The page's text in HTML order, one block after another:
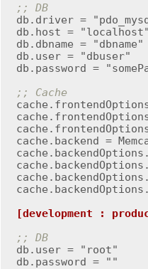
;; DB
db.driver =
db.host = "localhost"
db.dbname = "dbname"
db.user = "dbuser"
db.password =
;; Cache
cache.backend =
[development :
;; DB
db.user = "root"
db.password = ""